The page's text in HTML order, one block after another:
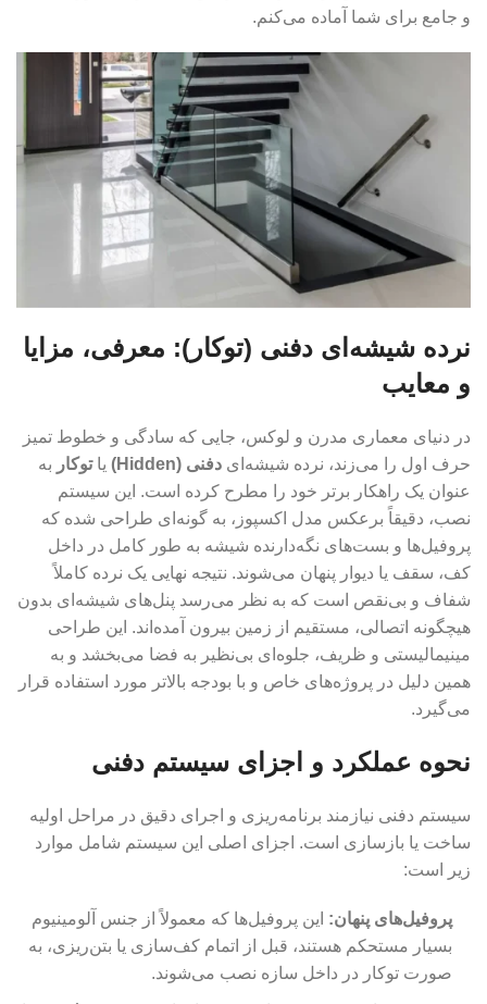
و جامع برای شما آماده می‌کنم.
نرده شیشه‌ای دفنی (توکار): معرفی، مزایا
و معایب
در دنیای معماری مدرن و لوکس، جایی که سادگی و خطوط تمیز
حرف اول را می‌زند، نرده شیشه‌ای دفنی (Hidden) یاتوکار به
عنوان یک راهکار برتر خود را مطرح کرده است. این سیستم
نصب، دقیقاً برعکس مدل اکسپوز، به گونه‌ای طراحی شده که
پروفیل‌ها و بست‌های نگه‌دارنده شیشه به طور کامل در داخل
کف، سقف یا دیوار پنهان می‌شوند. نتیجه نهایی یک نرده کاملاً
شفاف و بی‌نقص است که به نظر می‌رسد پنل‌های شیشه‌ای بدون
هیچگونه اتصالی، مستقیم از زمین بیرون آمده‌اند. این طراحی
مینیمالیستی و ظریف، جلوه‌ای بی‌نظیر به فضا می‌بخشد و به
همین دلیل در پروژه‌های خاص و با بودجه بالاتر مورد استفاده قرار
می‌گیرد.
نحوه عملکرد و اجزای سیستم دفنی
سیستم دفنی نیازمند برنامه‌ریزی و اجرای دقیق در مراحل اولیه
ساخت یا بازسازی است. اجزای اصلی این سیستم شامل موارد
زیر است:
پروفیل‌های پنهان: این پروفیل‌ها که معمولاً از جنس آلومینیوم
بسیار مستحکم هستند، قبل از اتمام کف‌سازی یا بتن‌ریزی، به
صورت توکار در داخل سازه نصب می‌شوند.